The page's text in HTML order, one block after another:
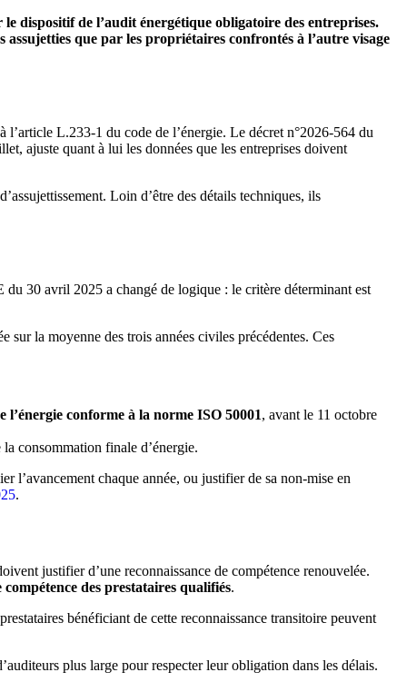
dispositif de l’audit énergétique obligatoire des entreprises.
que par les propriétaires confrontés à l’autre visage
L.233-1 du code de l’énergie. Le décret n°2026-564 du
ajuste quant à lui les données que les entreprises doivent
Loin d’être des détails techniques, ils
30 avril 2025 a changé de logique : le critère déterminant est
sur la moyenne des trois années civiles précédentes. Ces
l’énergie conforme à la norme ISO 50001, avant le 11 octobre
consommation finale d’énergie.
l’avancement chaque année, ou justifier de sa non-mise en
.
justifier d’une reconnaissance de compétence renouvelée.
des prestataires qualifiés.
bénéficiant de cette reconnaissance transitoire peuvent
plus large pour respecter leur obligation dans les délais.